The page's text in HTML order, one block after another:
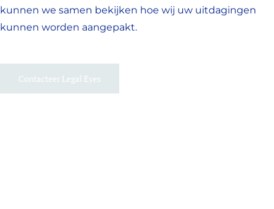
kunnen we samen bekijken hoe wij uw uitdagingen
kunnen worden aangepakt.
Contacteer Legal Eyes